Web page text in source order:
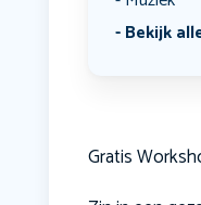
Bekijk
Gratis